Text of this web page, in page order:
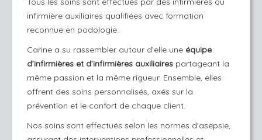
infirmière auxiliaires qualifiées avec formation
reconnue en podologie.
Carine a su rassembler autour d’elle une équipe
d’infirmières et d’infirmières auxiliaires partageant la
même passion et la même rigueur. Ensemble, elles
offrent des soins personnalisés, axés sur la
prévention et le confort de chaque client.
Nos soins sont effectués selon les normes d'asepsie,